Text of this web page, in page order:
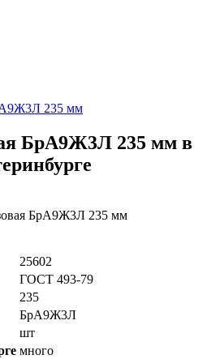
235 мм
БрА9Ж3Л 235 мм в
25602
ГОСТ 493-79
235
БрА9Ж3Л
шт
много